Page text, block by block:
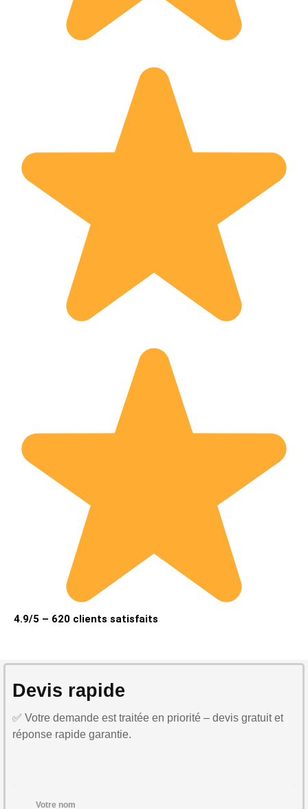
4.9/5 – 620 clients satisfaits
Devis rapide
✅ Votre demande est traitée en priorité – devis gratuit et
réponse rapide garantie.
Votre nom